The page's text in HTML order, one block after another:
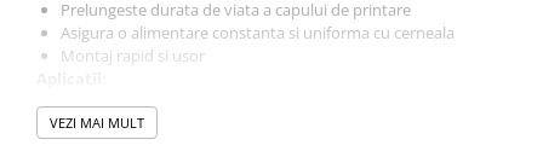
Prelungeste durata de viata a capului de printare
Asigura o alimentare constanta si uniforma cu cerneala
Montaj rapid si usor
Ideal pentru imprimante UV cu cap Epson DX5, utilizate la
tiparirea pe materiale rigide si flexibile (sticla, lemn, PVC, acril,
VEZI MAI MULT